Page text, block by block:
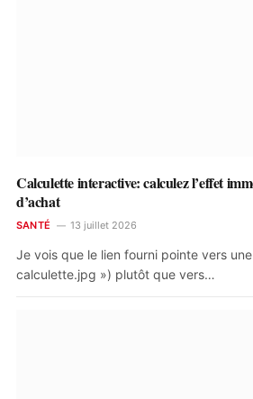
Calculette interactive: calculez l’effet
d’achat
SANTÉ 13 juillet 2026
Je vois que le lien fourni pointe vers
calculette.jpg ») plutôt que vers…